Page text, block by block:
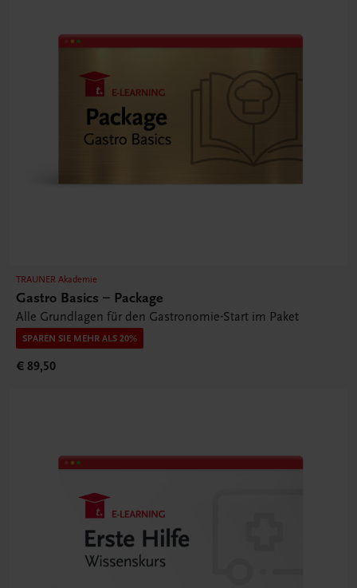
TRAUNER Akademie
Gastro Basics – Package
Alle Grundlagen für den Gastronomie-Start im Paket
SPAREN SIE MEHR ALS 20%
€ 89,50